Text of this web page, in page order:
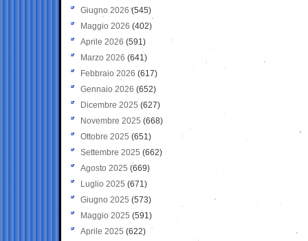
Giugno 2026 (545)
Maggio 2026 (402)
Aprile 2026 (591)
Marzo 2026 (641)
Febbraio 2026 (617)
Gennaio 2026 (652)
Dicembre 2025 (627)
Novembre 2025 (668)
Ottobre 2025 (651)
Settembre 2025 (662)
Agosto 2025 (669)
Luglio 2025 (671)
Giugno 2025 (573)
Maggio 2025 (591)
Aprile 2025 (622)